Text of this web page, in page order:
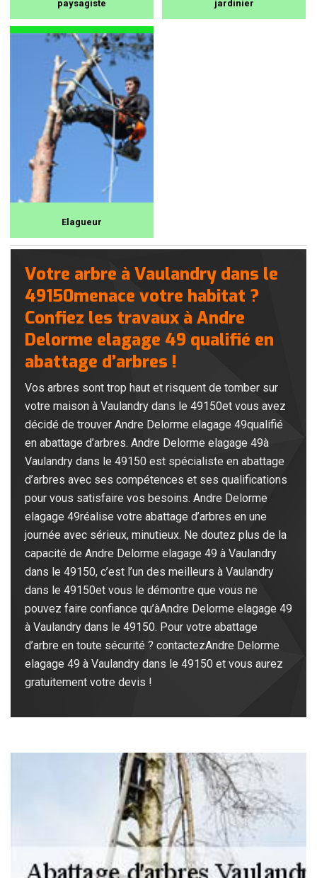
paysagiste jardinier
Elagueur
Votre arbre à Vaulandry dans le
49150menace votre habitat ?
Confiez les travaux à Andre
Delorme elagage 49 qualifié en
abattage d’arbres !
Vos arbres sont trop haut et risquent de tomber sur
votre maison à Vaulandry dans le 49150et vous avez
décidé de trouver Andre Delorme elagage 49qualifié
en abattage d’arbres. Andre Delorme elagage 49à
Vaulandry dans le 49150 est spécialiste en abattage
d’arbres avec ses compétences et ses qualifications
pour vous satisfaire vos besoins. Andre Delorme
elagage 49réalise votre abattage d’arbres en une
journée avec sérieux, minutieux. Ne doutez plus de la
capacité de Andre Delorme elagage 49 à Vaulandry
dans le 49150, c’est l’un des meilleurs à Vaulandry
dans le 49150et vous le démontre que vous ne
pouvez faire confiance qu’àAndre Delorme elagage 49
à Vaulandry dans le 49150. Pour votre abattage
d’arbre en toute sécurité ? contactezAndre Delorme
elagage 49 à Vaulandry dans le 49150 et vous aurez
gratuitement votre devis !